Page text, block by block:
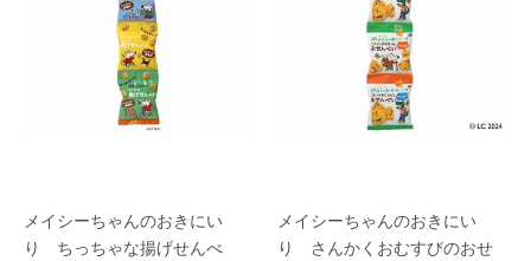
メイシーちゃんのおきにい
り ちっちゃな揚げせんべ
メイシーちゃんのおきにい
り さんかくおむすびのおせ